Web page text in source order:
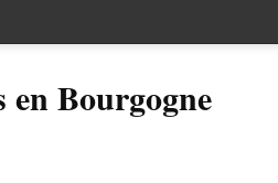
Bourgogne